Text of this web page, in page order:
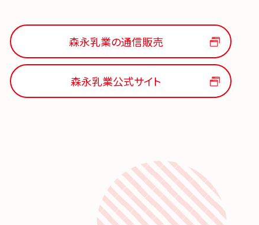
森永乳業の通信販売
森永乳業公式サイト